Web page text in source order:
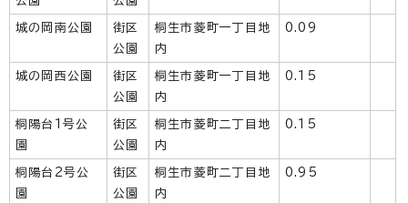
城の岡南公園
街区
公園
桐生市菱町一丁目地
内
0.09
城の岡西公園
街区
公園
桐生市菱町一丁目地
内
0.15
桐陽台1号公
園
街区
公園
桐生市菱町二丁目地
内
0.15
桐陽台2号公
園
街区
公園
桐生市菱町二丁目地
内
0.95